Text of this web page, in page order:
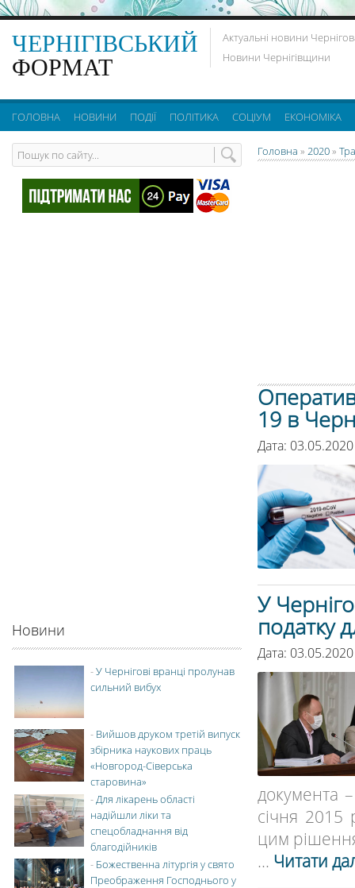
ЧЕРНІГІВСЬКИЙ
ФОРМАТ
Актуальні новини
Новини Чернігівщини
ГОЛОВНА НОВИНИ ПОДІЇ ПОЛІТИКА СОЦІУМ ЕКОНОМІКА
Головна » 2020»
19 в
Дата:
У
податку
Дата:
документа
січня 2015
цим
... Читати
Новини
-У Чернігові вранці пролунав
сильний вибух
- Вийшов друком третій випуск
збірника наукових праць
«Новгород-Сіверська
старовина»
-Для лікарень області
надійшли ліки та
спецобладнання від
благодійників
- Божественна літургія у свято
Преображення Господнього у